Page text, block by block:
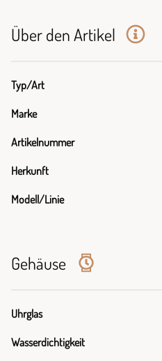
Über den Artikel
Typ/Art
Marke
Artikelnummer
Herkunft
Modell/Linie
Gehäuse
Uhrglas
Wasserdichtigkeit